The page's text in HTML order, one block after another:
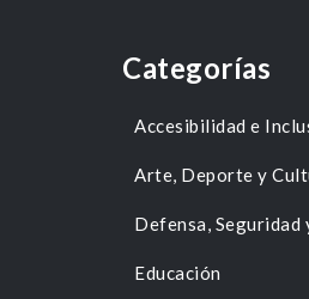
Categorías
Accesibilidad e
Arte, Deporte y
Defensa, Seguridad
Educación